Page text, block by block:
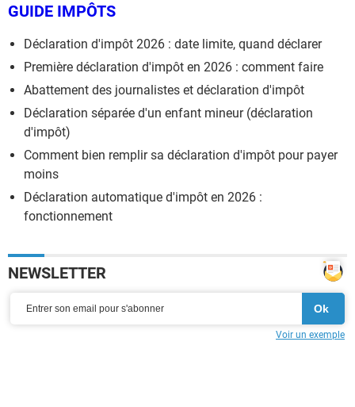
GUIDE IMPÔTS
Déclaration d'impôt 2026 : date limite, quand déclarer
Première déclaration d'impôt en 2026 : comment faire
Abattement des journalistes et déclaration d'impôt
Déclaration séparée d'un enfant mineur (déclaration
d'impôt)
Comment bien remplir sa déclaration d'impôt pour payer
moins
Déclaration automatique d'impôt en 2026 :
fonctionnement
NEWSLETTER
Voir un exemple